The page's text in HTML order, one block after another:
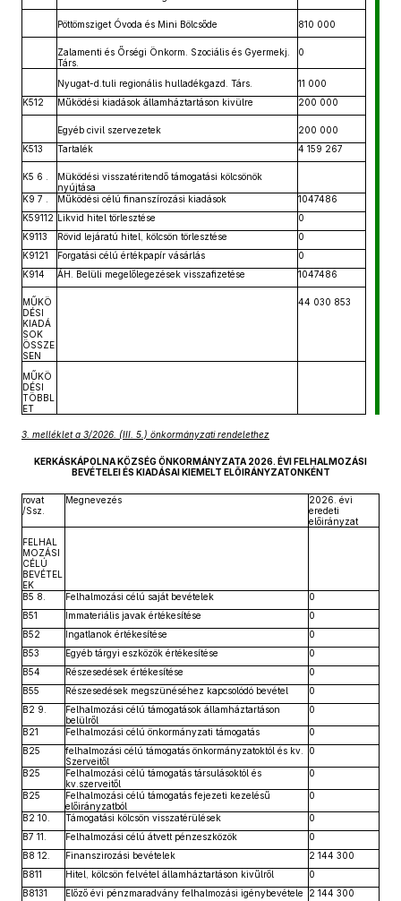
Pöttömsziget Óvoda és Mini Bölcsőde 810 000
Zalamenti és Őrségi Önkorm. Szociális és Gyermekj.
Társ.
0
Nyugat-d.tuli regionális hulladékgazd. Társ.
11 000
K512
Működési kiadások államháztartáson kivülre 200 000
Egyéb civil szervezetek
200 000
K513
Tartalék 4 159 267
K5 6 .
Müködési visszatéritendő támogatási kölcsönök
nyújtása
K9 7 .
Működési célú finanszírozási kiadások
1047486
K59112 Likvid hitel törlesztése
0
K9113
Rövid lejáratú hitel, kölcsön törlesztése
0
K9121
Forgatási célú értékpapír vásárlás
0
K914
ÁH. Belüli megelőlegezések visszafizetése 1047486
MŰKÖ
DÉSI
KIADÁ
SOK
ÖSSZE
SEN
44 030 853
MŰKÖ
DÉSI
TÖBBL
ET
3. melléklet a 3/2026. (III. 5.) önkormányzati rendelethez
KERKÁSKÁPOLNA KÖZSÉG ÖNKORMÁNYZATA 2026. ÉVI FELHALMOZÁSI
BEVÉTELEI ÉS KIADÁSAI KIEMELT ELŐIRÁNYZATONKÉNT
rovat
/Ssz.
Megnevezés
2026. évi
eredeti
előirányzat
FELHAL
MOZÁSI
CÉLÚ
BEVÉTEL
EK
B5 8.
Felhalmozási célú saját bevételek
0
B51
Immateriális javak értékesítése
0
B52
Ingatlanok értékesítése
0
B53
Egyéb tárgyi eszközök értékesítése
0
B54
Részesedések értékesítése
0
B55
Részesedések megszünéséhez kapcsolódó bevétel
0
B2 9.
Felhalmozási célú támogatások államháztartáson
belülről
0
B21 Felhalmozási célú önkormányzati támogatás
0
B25
felhalmozási célú támogatás önkormányzatoktól és kv.
Szerveitől
0
B25
Felhalmozási célú támogatás társulásoktól és
kv.szerveitől
0
B25
Felhalmozási célú támogatás fejezeti kezelésű
előirányzatból
0
B2 10. Támogatási kölcsön visszatérülések
0
B7 11.
Felhalmozási célú átvett pénzeszközök
0
B8 12.
Finanszirozási bevételek
2 144 300
B811
Hitel, kölcsön felvétel államháztartáson kivűlről
0
B8131
Előző évi pénzmaradvány felhalmozási igénybevétele
2 144 300